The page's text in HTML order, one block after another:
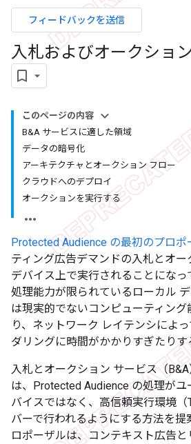
フィードバックを送信
入札およびオークショ
このページの内容
B&A サービスに適した領域
データの暗号化
アーキテクチャとオークション フロー
クラウドへのデプロイ
オークションを実行する
Protected Audience の最初のプロポ
ティング広告デマンドの入札とオ
デバイス上で実行されることになっ
処理能力が限られているローカル
は現実的でないコンピューティン
り、ネットワーク レイテンシによ
ダリングに時間がかかりすぎたり
入札とオークション サービス（
は、Protected Audience の処理が
バイスではなく、高信頼実行環境（
バーで行われるようにする方法を提
ロポーザルは、コンテキスト広告